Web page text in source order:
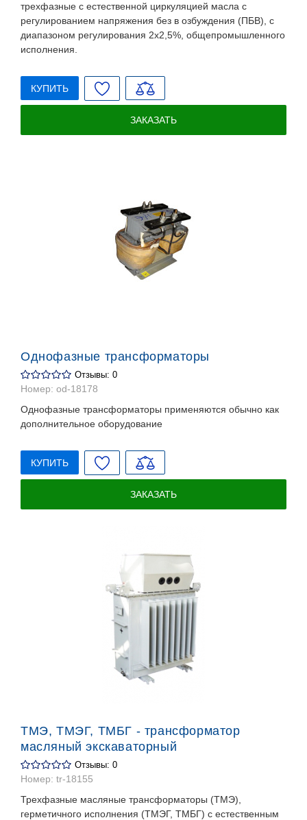
трехфазные с естественной циркуляцией масла с
регулированием напряжения без в озбуждения (ПБВ), с
диапазоном регулирования 2х2,5%, общепромышленного
исполнения.
КУПИТЬ
ЗАКАЗАТЬ
Однофазные трансформаторы
Отзывы: 0
Номер: od-18178
Однофазные трансформаторы применяются обычно как
дополнительное оборудование
КУПИТЬ
ЗАКАЗАТЬ
ТМЭ, ТМЭГ, ТМБГ - трансформатор
масляный экскаваторный
Отзывы: 0
Номер: tr-18155
Трехфазные масляные трансформаторы (ТМЭ),
герметичного исполнения (ТМЭГ, ТМБГ) с естественным